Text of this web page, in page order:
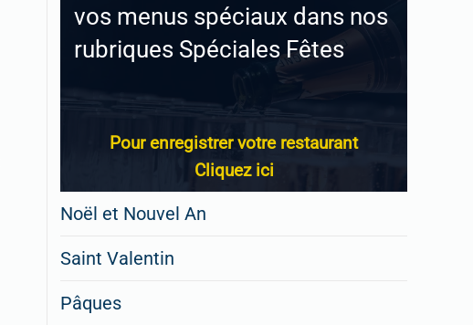
vos menus spéciaux dans nos
rubriques Spéciales Fêtes
Pour enregistrer votre restaurant
Cliquez ici
Noël et Nouvel An
Saint Valentin
Pâques